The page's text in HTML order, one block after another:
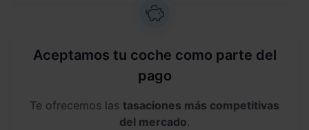
Aceptamos tu coche como parte del
pago
Te ofrecemos las tasaciones más competitivas
del mercado.